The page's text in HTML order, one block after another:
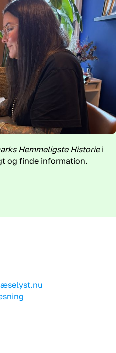
Hemmeligste Historiei
og finde information.